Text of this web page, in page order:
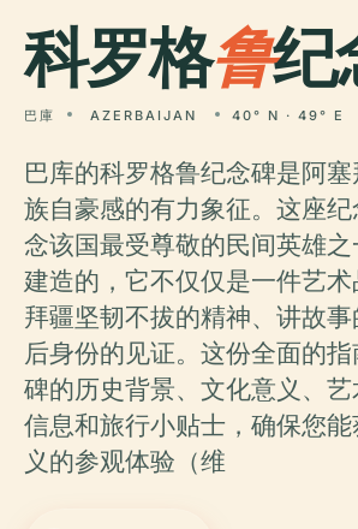
科罗格鲁纪
巴庫 AZERBAIJAN 40° N · 49° E
巴库的科罗格鲁纪念碑是阿
族自豪感的有力象征。这座
念该国最受尊敬的民间英雄
建造的，它不仅仅是一件艺
拜疆坚韧不拔的精神、讲故
后身份的见证。这份全面的
碑的历史背景、文化意义、
信息和旅行小贴士，确保您
义的参观体验（维